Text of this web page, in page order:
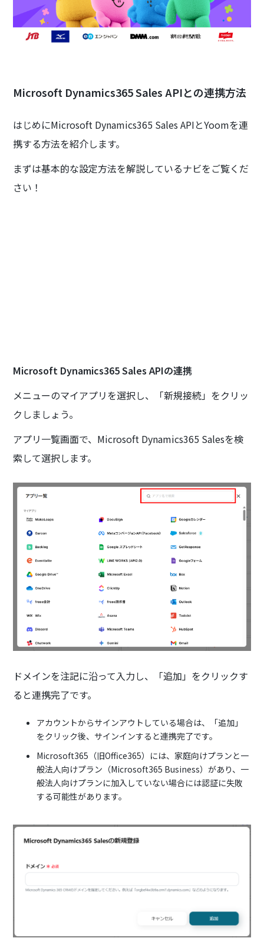
Microsoft Dynamics365 Sales APIとの連携方法
はじめにMicrosoft Dynamics365 Sales APIとYoomを連
携する方法を紹介します。
まずは基本的な設定方法を解説しているナビをご覧くだ
さい！
Microsoft Dynamics365 Sales APIの連携
メニューのマイアプリを選択し、「新規接続」をクリッ
クしましょう。
アプリ一覧画面で、Microsoft Dynamics365 Salesを検
索して選択します。
ドメインを注記に沿って入力し、「追加」をクリックす
ると連携完了です。
アカウントからサインアウトしている場合は、「追加」
をクリック後、サインインすると連携完了です。
Microsoft365（旧Office365）には、家庭向けプランと一
般法人向けプラン（Microsoft365 Business）があり、一
般法人向けプランに加入していない場合には認証に失敗
する可能性があります。